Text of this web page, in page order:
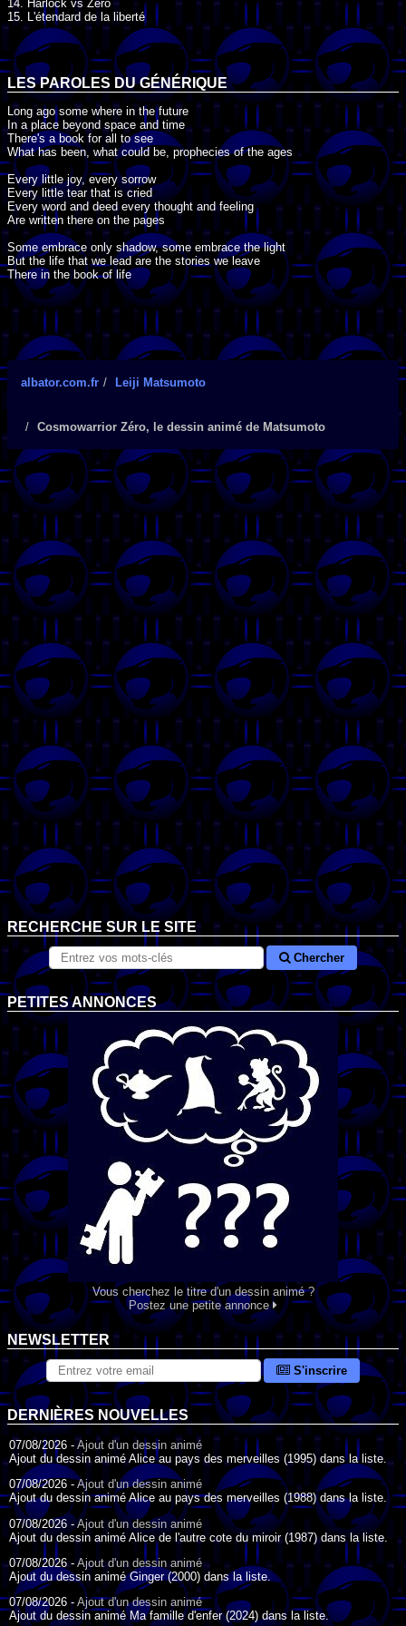
14. Harlock vs Zéro
15. L'étendard de la liberté
LES PAROLES DU GÉNÉRIQUE
Long ago some where in the future
In a place beyond space and time
There's a book for all to see
What has been, what could be, prophecies of the ages
Every little joy, every sorrow
Every little tear that is cried
Every word and deed every thought and feeling
Are written there on the pages
Some embrace only shadow, some embrace the light
But the life that we lead are the stories we leave
There in the book of life
albator.com.fr Leiji Matsumoto
Cosmowarrior Zéro, le dessin animé de Matsumoto
RECHERCHE SUR LE SITE
Chercher
PETITES ANNONCES
Vous cherchez le titre d'un dessin animé ?
Postez une petite annonce
NEWSLETTER
S'inscrire
DERNIÈRES NOUVELLES
07/08/2026 - Ajout d'un dessin animé
Ajout du dessin animé Alice au pays des merveilles (1995) dans la liste.
07/08/2026 -Ajout d'un dessin animé
Ajout du dessin animé Alice au pays des merveilles (1988) dans la liste.
07/08/2026 -Ajout d'un dessin animé
Ajout du dessin animé Alice de l'autre cote du miroir (1987) dans la liste.
07/08/2026 -Ajout d'un dessin animé
Ajout du dessin animé Ginger (2000) dans la liste.
07/08/2026 - Ajout d'un dessin animé
Ajout du dessin animé Ma famille d'enfer (2024) dans la liste.